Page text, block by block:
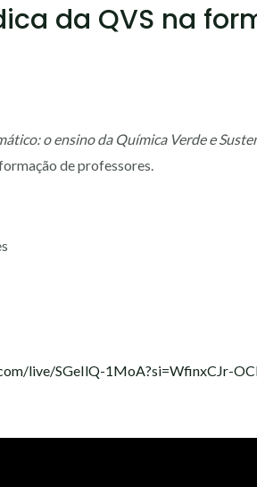
da QVS na
o ensino da Química Verde e
de professores.
live/SGeIlQ-1MoA?si=WfinxCJr-